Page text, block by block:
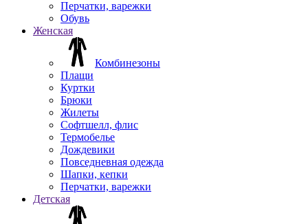
Перчатки, варежки
Обувь
Женская
Комбинезоны
Плащи
Куртки
Брюки
Жилеты
Софтшелл, флис
Термобелье
Дождевики
Повседневная одежда
Шапки, кепки
Перчатки, варежки
Детская